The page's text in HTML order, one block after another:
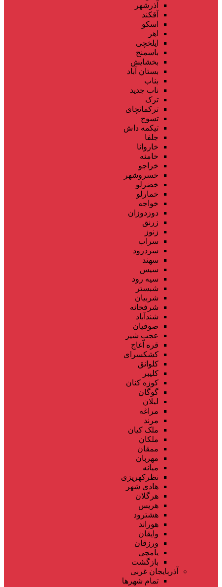
آذرشهر
آقکند
اسکو
اهر
ایلخچی
باسمنج
بخشایش
بستان آباد
بناب
ناب جدید
ترک
ترکمانچای
تسوج
تیکمه داش
جلفا
خاروانا
خامنه
خراجو
خسروشهر
خضرلو
خمارلو
خواجه
دوزدوزان
زرنق
زنوز
سراب
سردرود
سهند
سیس
سیه رود
شبستر
شربیان
شرفخانه
شندآباد
صوفیان
عجب شیر
قره آغاج
کشکسرای
کلوانق
کلیبر
کوزه کنان
گوگان
لیلان
مراغه
مرند
ملک کیان
ملکان
ممقان
مهربان
میانه
نظرکهریزی
هادی شهر
هرگلان
هریس
هشترود
هوراند
وایقان
ورزقان
یامچی
بازگشت
آذربایجان غربی
تمام شهر‌ها